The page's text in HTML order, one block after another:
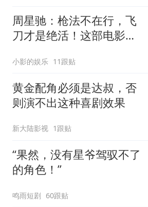
周星驰：枪法不在行，飞
刀才是绝活！这部电影你
小影的娱乐 11跟贴
黄金配角必须是达叔，否
则演不出这种喜剧效果
新大陆影视 1跟贴
“果然，没有星爷驾驭不了
的角色！”
鸣雨短剧 60跟贴